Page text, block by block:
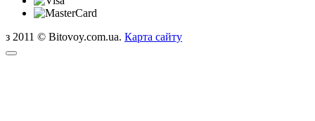
з 2011 © Bitovoy.com.ua. Карта сайту